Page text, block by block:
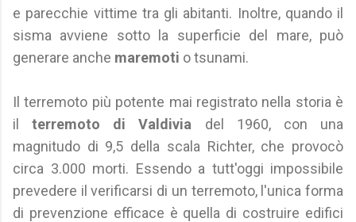
e parecchie vittime tra gli abitanti. Inoltre, quando il
sisma avviene sotto la superficie del mare, può
generare anche maremoti o tsunami.
Il terremoto più potente mai registrato nella storia è
ilterremoto di Valdivia del 1960, con una
magnitudo di 9,5 della scala Richter, che provocò
circa 3.000 morti. Essendo a tutt'oggi impossibile
prevedere il verificarsi di un terremoto, l'unica forma
di prevenzione efficace è quella di costruire edifici